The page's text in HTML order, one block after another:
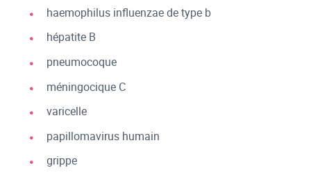
haemophilus influenzae de type b
hépatite B
pneumocoque
méningocique C
varicelle
papillomavirus humain
grippe